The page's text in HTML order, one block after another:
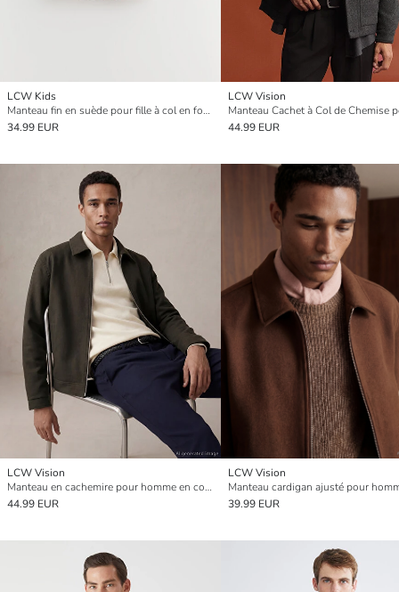
LCW Kids
Manteau fin en suède pour fille à col en fourrure
34.99 EUR
LCW Vision
44.99 EUR
LCW Vision
Manteau en cachemire pour homme en coupe classique
44.99 EUR
LCW Vision
Manteau cardigan ajusté pour
39.99 EUR